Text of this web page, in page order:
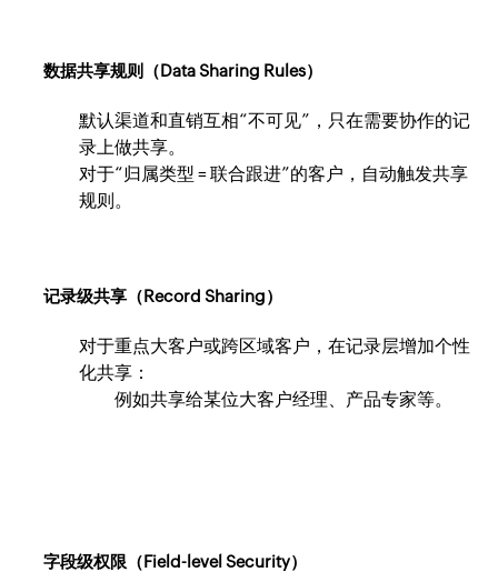
数据共享规则（Data Sharing Rules）
默认渠道和直销互相“不可见”，只在需要协作的记
录上做共享。
对于“归属类型 = 联合跟进”的客户，自动触发共享
规则。
记录级共享（Record Sharing）
对于重点大客户或跨区域客户，在记录层增加个性
化共享：
例如共享给某位大客户经理、产品专家等。
字段级权限（Field-level Security）